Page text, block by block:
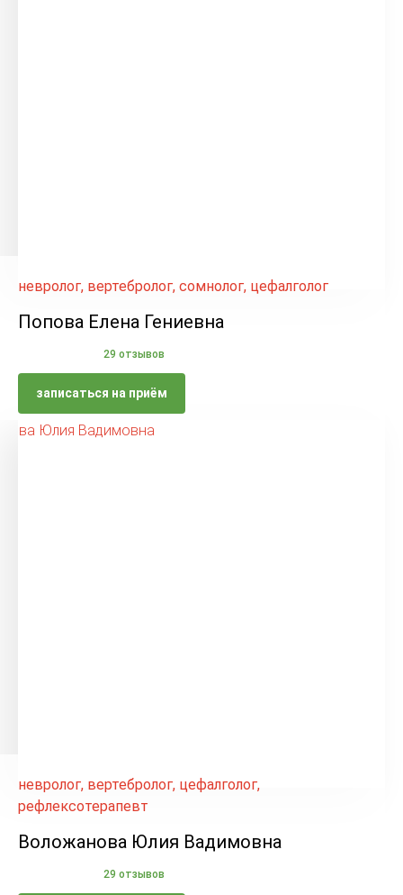
невролог, вертебролог, сомнолог, цефалголог
Попова Елена Гениевна
29 отзывов
записаться на приём
невролог, вертебролог, цефалголог,
рефлексотерапевт
Воложанова Юлия Вадимовна
29 отзывов